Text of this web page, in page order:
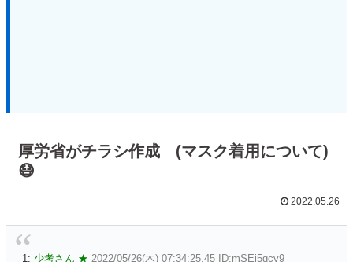
厚労省がチラシ作成 (マスク着用について)
😷
2022.05.26
1: 少考さん ★ 2022/05/26(木) 07:34:25.45 ID:mSEj5gcy9